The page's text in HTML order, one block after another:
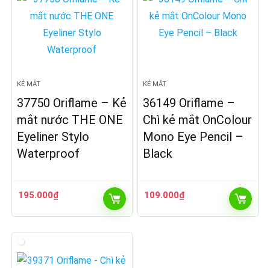
KẺ MẮT
37750 Oriflame – Kẻ
mắt nước THE ONE
Eyeliner Stylo
Waterproof
195.000₫
KẺ MẮT
36149 Oriflame –
Chì kẻ mắt OnColour
Mono Eye Pencil –
Black
109.000₫